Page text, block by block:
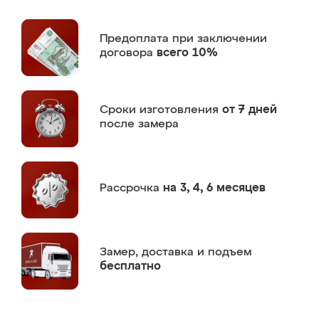
Предоплата при заключении
договора всего 10%
Сроки изготовления от 7 дней
после замера
Рассрочка на 3, 4, 6 месяцев
Замер, доставка и подъем
бесплатно